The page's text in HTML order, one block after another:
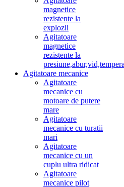
magnetice
rezistente la
explozii
Agitatoare
magnetice
rezistente la
Agitatoare mecanice
Agitatoare
mecanice cu
motoare de putere
mare
Agitatoare
mecanice cu turatii
mari
Agitatoare
mecanice cu un
cuplu ultra ridicat
Agitatoare
mecanice pilot